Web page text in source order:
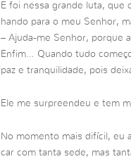
E foi nessa grande luta, que
hando para o meu Senhor,
– Ajuda-me Senhor, porque
Enfim… Quando tudo
paz e tranquilidade, pois
Ele me surpreendeu e tem
No momento mais difícil, eu
car com tanta sede, mas